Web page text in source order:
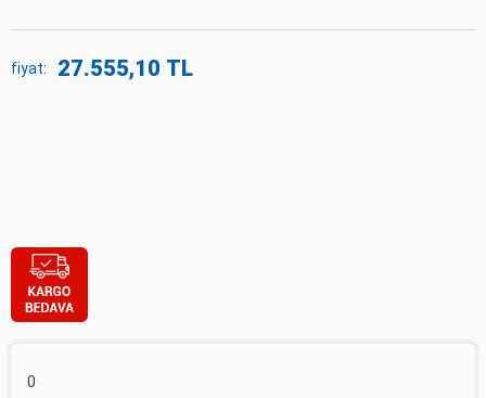
fiyat: 27.555,10 TL
0